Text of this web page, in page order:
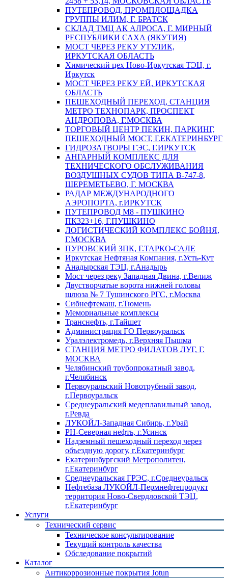
ПУТЕПРОВОД, ПРОМПЛОЩАДКА
ГРУППЫ ИЛИМ, Г. БРАТСК
СКЛАД ТМЦ АК АЛРОСА, Г. МИРНЫЙ
РЕСПУБЛИКИ САХА (ЯКУТИЯ)
МОСТ ЧЕРЕЗ РЕКУ УТУЛИК,
ИРКУТСКАЯ ОБЛАСТЬ
Химический цех Ново-Иркутская ТЭЦ, г.
Иркутск
МОСТ ЧЕРЕЗ РЕКУ ЕЙ, ИРКУТСКАЯ
ОБЛАСТЬ
ПЕШЕХОДНЫЙ ПЕРЕХОД, СТАНЦИЯ
МЕТРО ТЕХНОПАРК, ПРОСПЕКТ
АНДРОПОВА, Г.МОСКВА
ТОРГОВЫЙ ЦЕНТР ПЕКИН, ПАРКИНГ,
ПЕШЕХОДНЫЙ МОСТ, Г.ЕКАТЕРИНБУРГ
ГИДРОЗАТВОРЫ ГЭС, Г.ИРКУТСК
АНГАРНЫЙ КОМПЛЕКС ДЛЯ
ТЕХНИЧЕСКОГО ОБСЛУЖИВАНИЯ
ВОЗДУШНЫХ СУДОВ ТИПА В-747-8,
ШЕРЕМЕТЬЕВО, Г. МОСКВА
РАДАР МЕЖДУНАРОДНОГО
АЭРОПОРТА, г.ИРКУТСК
ПУТЕПРОВОД М8 - ПУШКИНО
ПК323+16, Г.ПУШКИНО
ЛОГИСТИЧЕСКИЙ КОМПЛЕКС БОЙНЯ,
Г.МОСКВА
ПУРОВСКИЙ ЗПК, Г.ТАРКО-САЛЕ
Иркутская Нефтяная Компания, г.Усть-Кут
Анадырская ТЭЦ, г.Анадырь
Мост через реку Западная Двина, г.Велиж
Двустворчатые ворота нижней головы
шлюза № 7 Тушинского РГС, г.Москва
Сибнефтемаш, г.Тюмень
Мемориальные комплексы
Транснефть, г.Тайшет
Администрация ГО Первоуральск
Уралэлектромедь, г.Верхняя Пышма
СТАНЦИЯ МЕТРО ФИЛАТОВ ЛУГ, Г.
МОСКВА
Челябинский трубопрокатный завод,
г.Челябинск
Первоуральский Новотрубный завод,
г.Первоуральск
Среднеуральский медеплавильный завод,
г.Ревда
ЛУКОЙЛ-Западная Сибирь, г.Урай
РН-Северная нефть, г.Усинск
Надземный пешеходный переход через
объездную дорогу, г.Екатеринбург
Екатеринбургский Метрополитен,
г.Екатеринбург
Среднеуральская ГРЭС, г.Среднеуральск
Нефтебаза ЛУКОЙЛ-Пермнефтепродукт
территория Ново-Свердловской ТЭЦ,
г.Екатеринбург
Услуги
Технический сервис
Техническое консультирование
Текущий контроль качества
Обследование покрытий
Каталог
Антикоррозионные покрытия Jotun